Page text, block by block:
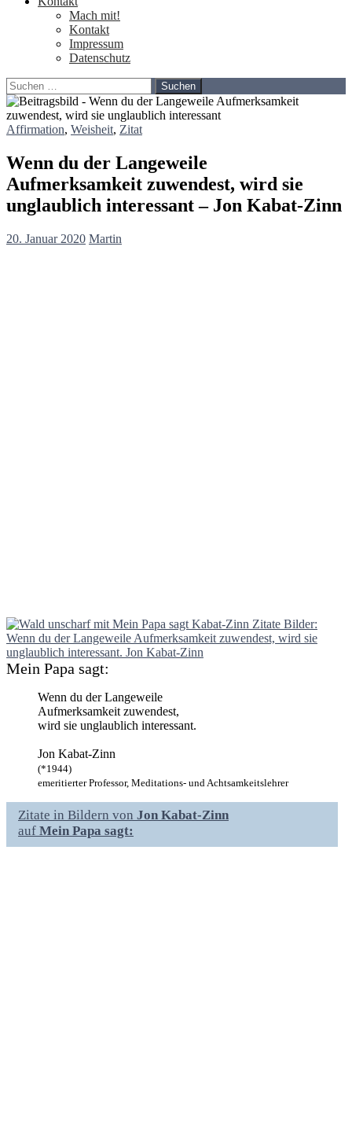
Mach mit!
Kontakt
Impressum
Datenschutz
Suchen
nach:
Affirmation, Weisheit, Zitat
Wenn du der Langeweile
Aufmerksamkeit zuwendest, wird sie
unglaublich interessant – Jon Kabat-Zinn
20. Januar 2020 Martin
Mein Papa sagt:
Wenn du der Langeweile
Aufmerksamkeit zuwendest,
wird sie unglaublich interessant.
Jon Kabat-Zinn
(*1944)
emeritierter Professor, Meditations- und Achtsamkeitslehrer
Zitate in Bildern von Jon Kabat-Zinn
auf Mein Papa sagt: